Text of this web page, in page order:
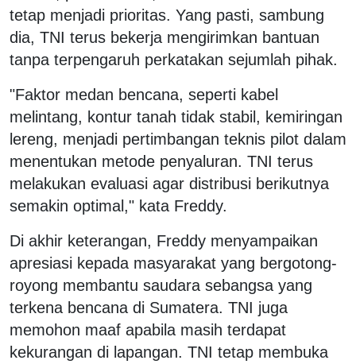
tetap menjadi prioritas. Yang pasti, sambung
dia, TNI terus bekerja mengirimkan bantuan
tanpa terpengaruh perkatakan sejumlah pihak.
"Faktor medan bencana, seperti kabel
melintang, kontur tanah tidak stabil, kemiringan
lereng, menjadi pertimbangan teknis pilot dalam
menentukan metode penyaluran. TNI terus
melakukan evaluasi agar distribusi berikutnya
semakin optimal," kata Freddy.
Di akhir keterangan, Freddy menyampaikan
apresiasi kepada masyarakat yang bergotong-
royong membantu saudara sebangsa yang
terkena bencana di Sumatera. TNI juga
memohon maaf apabila masih terdapat
kekurangan di lapangan. TNI tetap membuka